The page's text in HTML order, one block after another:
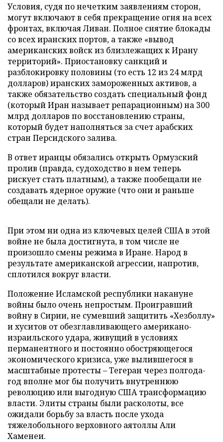
Условия, судя по нечетким заявлениям сторон,
могут включают в себя прекращение огня на всех
фронтах, включая Ливан. Полное снятие блокады
со всех иранских портов, а также «вывод
американских войск из близлежащих к Ирану
территорий». Приостановку санкций и
разблокировку половины (то есть 12 из 24 млрд
долларов) иранских замороженных активов, а
также обязательство создать специальный фонд
(который Иран называет репарационным) на 300
млрд долларов по восстановлению страны,
который будет наполняться за счет арабских
стран Персидского залива.
В ответ иранцы обязались открыть Ормузский
пролив (правда, судоходство в нем теперь
рискует стать платным), а также пообещали не
создавать ядерное оружие (что они и раньше
обещали не делать).
При этом ни одна из ключевых целей США в этой
войне не была достигнута, в том числе не
произошло смены режима в Иране. Народ в
результате американской агрессии, напротив,
сплотился вокруг власти.
Положение Исламской республики накануне
войны было очень непростым. Проигравший
войну в Сирии, не сумевший защитить «Хезболлу»
и хуситов от обезглавливающего американо-
израильского удара, живущий в условиях
перманентного и постоянно обостряющегося
экономического кризиса, уже вылившегося в
масштабные протесты – Тегеран через полгода-
год вполне мог бы получить внутреннюю
революцию или выгодную США трансформацию
власти. Элиты страны были расколоты, все
ожидали борьбу за власть после ухода
тяжелобольного верховного аятоллы Али
Хаменеи.